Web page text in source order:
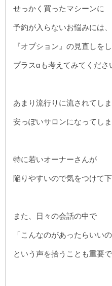
せっかく買ったマシーンに
予約が入らないお悩みには、
『オプション』の見直しを
プラスαも考えてみてくださ
あまり流行りに流されてしま
安っぽいサロンになってしま
特に若いオーナーさんが
陥りやすいので気をつけて下
また、日々の会話の中で
「こんなのがあったらいいの
という声を拾うことも重要で